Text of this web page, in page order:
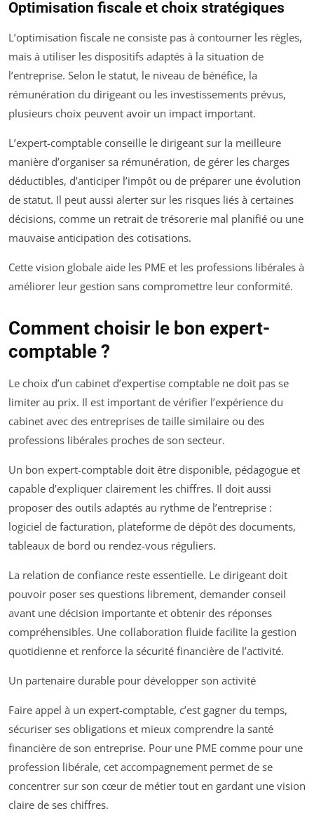
Optimisation fiscale et choix stratégiques
L’optimisation fiscale ne consiste pas à contourner les règles,
mais à utiliser les dispositifs adaptés à la situation de
l’entreprise. Selon le statut, le niveau de bénéfice, la
rémunération du dirigeant ou les investissements prévus,
plusieurs choix peuvent avoir un impact important.
L’expert-comptable conseille le dirigeant sur la meilleure
manière d’organiser sa rémunération, de gérer les charges
déductibles, d’anticiper l’impôt ou de préparer une évolution
de statut. Il peut aussi alerter sur les risques liés à certaines
décisions, comme un retrait de trésorerie mal planifié ou une
mauvaise anticipation des cotisations.
Cette vision globale aide les PME et les professions libérales à
améliorer leur gestion sans compromettre leur conformité.
Comment choisir le bon expert-
comptable ?
Le choix d’un cabinet d’expertise comptable ne doit pas se
limiter au prix. Il est important de vérifier l’expérience du
cabinet avec des entreprises de taille similaire ou des
professions libérales proches de son secteur.
Un bon expert-comptable doit être disponible, pédagogue et
capable d’expliquer clairement les chiffres. Il doit aussi
proposer des outils adaptés au rythme de l’entreprise :
logiciel de facturation, plateforme de dépôt des documents,
tableaux de bord ou rendez-vous réguliers.
La relation de confiance reste essentielle. Le dirigeant doit
pouvoir poser ses questions librement, demander conseil
avant une décision importante et obtenir des réponses
compréhensibles. Une collaboration fluide facilite la gestion
quotidienne et renforce la sécurité financière de l’activité.
Un partenaire durable pour développer son activité
Faire appel à un expert-comptable, c’est gagner du temps,
sécuriser ses obligations et mieux comprendre la santé
financière de son entreprise. Pour une PME comme pour une
profession libérale, cet accompagnement permet de se
concentrer sur son cœur de métier tout en gardant une vision
claire de ses chiffres.